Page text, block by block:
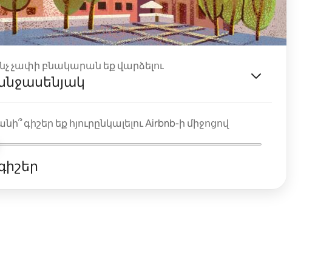
չափի բնակարան եք վարձելու
գիշեր եք հյուրընկալելու Airbnb-ի միջոցով